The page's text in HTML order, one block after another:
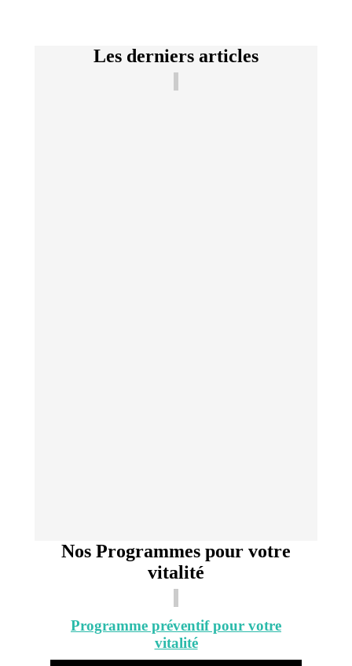
Les derniers articles
Nos Programmes pour votre
vitalité
Programme préventif pour votre
vitalité